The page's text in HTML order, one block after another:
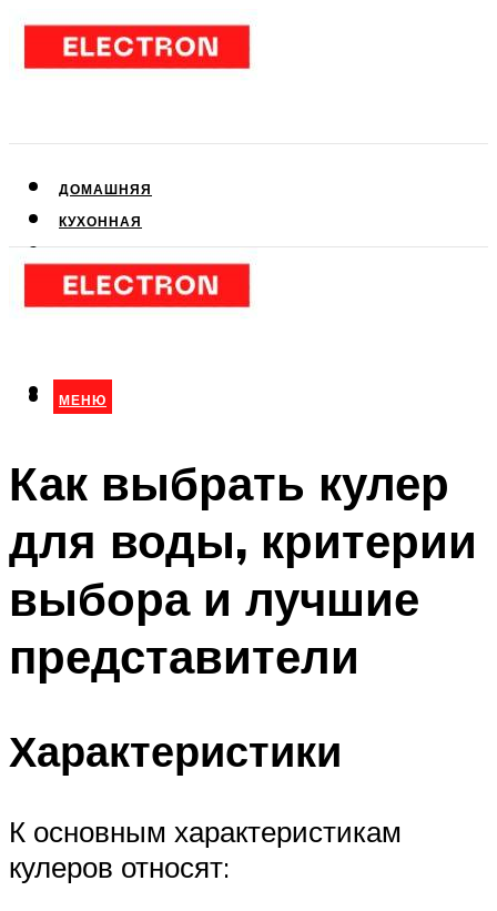
ДОМАШНЯЯ
КУХОННАЯ
КЛИМАТИЧЕСКАЯ
МЕНЮ
МЕНЮ
Как выбрать кулер
для воды, критерии
выбора и лучшие
представители
Характеристики
К основным характеристикам
кулеров относят: